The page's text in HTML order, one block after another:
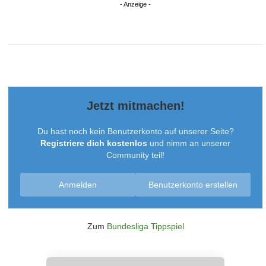
Jetzt mitmachen!
Du hast noch kein Benutzerkonto auf unserer Seite?
Registriere dich kostenlos und nimm an unserer
Community teil!
Benutzerkonto erstellen
Anmelden
Zum Bundesliga Tippspiel